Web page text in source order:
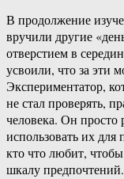
В продолжение
вручили другие
отверстием в
усвоили, что за эти
Экспериментатор,
не стал проверять,
человека. Он просто
использовать их
кто что любит,
шкалу предпочтений.